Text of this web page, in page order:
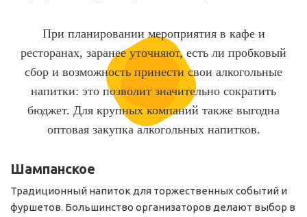
При планировании мероприятия в кафе и
ресторанах, заранее уточняют, есть ли пробковый
сбор и возможность принести свои алкогольные
напитки: это позволит значительно сократить
бюджет. Для крупных компаний также выгодна
оптовая закупка алкогольных напитков.
Шампанское
Традиционный напиток для торжественных событий и
фуршетов. Большинство организаторов делают выбор в